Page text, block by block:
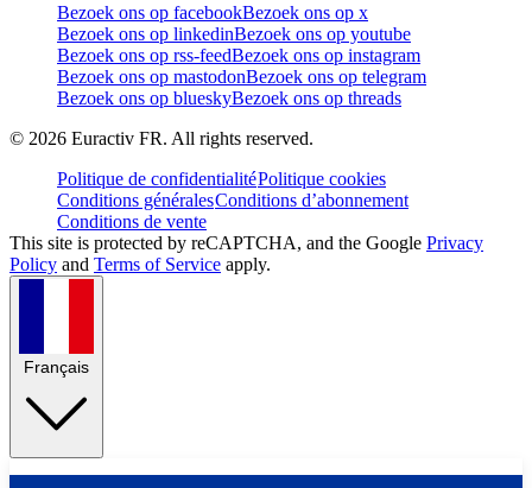
Bezoek ons op facebookBezoek ons op x
Bezoek ons op linkedinBezoek ons op youtube
Bezoek ons op rss-feedBezoek ons op instagram
Bezoek ons op mastodonBezoek ons op telegram
Bezoek ons op blueskyBezoek ons op threads
© 2026 Euractiv FR. All rights reserved.
Politique de confidentialitéPolitique cookies
Conditions généralesConditions d’abonnement
Conditions de vente
This site is protected by reCAPTCHA, and the Google Privacy
Policy and Terms of Service apply.
Français